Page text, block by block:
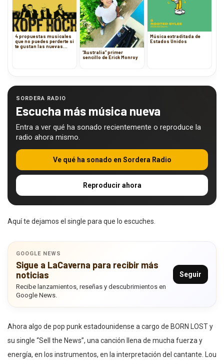
4 propuestas musicales
que no puedes perderte si
te gustan las nuevas
“Australia” primer
sencillo de Erick Monroy
Música extraditada de
Estados Unidos
SORDERA RADIO
Escucha más música nueva
Entra a ver qué ha sonado recientemente o reproduce la
radio ahora mismo.
Ve qué ha sonado en Sordera Radio
Reproducir ahora
Aquí te dejamos el single para que lo escuches.
GOOGLE NEWS
Sigue a LaCaverna para recibir más
noticias
Recibe lanzamientos, reseñas y descubrimientos en
Google News.
Seguir
Ahora algo de pop punk estadounidense a cargo de BORN LOST y
su single “Sell the News”, una canción llena de mucha fuerza y
energía, en los instrumentos, en la interpretación del cantante. Lou